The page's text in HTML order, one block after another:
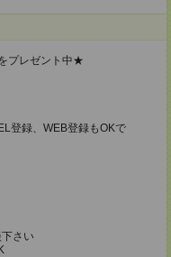
プレゼント中★
登録、WEB登録もOKで
さい